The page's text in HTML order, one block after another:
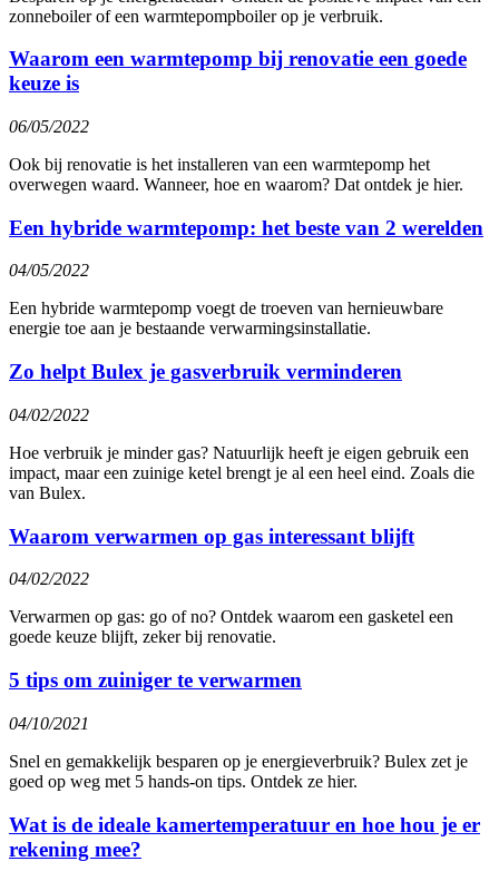
zonneboiler of een warmtepompboiler op je verbruik.
Waarom een warmtepomp bij renovatie een goede
keuze is
06/05/2022
Ook bij renovatie is het installeren van een warmtepomp het
overwegen waard. Wanneer, hoe en waarom? Dat ontdek je hier.
Een hybride warmtepomp: het beste van 2 werelden
04/05/2022
Een hybride warmtepomp voegt de troeven van hernieuwbare
energie toe aan je bestaande verwarmingsinstallatie.
Zo helpt Bulex je gasverbruik verminderen
04/02/2022
Hoe verbruik je minder gas? Natuurlijk heeft je eigen gebruik een
impact, maar een zuinige ketel brengt je al een heel eind. Zoals die
van Bulex.
Waarom verwarmen op gas interessant blijft
04/02/2022
Verwarmen op gas: go of no? Ontdek waarom een gasketel een
goede keuze blijft, zeker bij renovatie.
5 tips om zuiniger te verwarmen
04/10/2021
Snel en gemakkelijk besparen op je energieverbruik? Bulex zet je
goed op weg met 5 hands-on tips. Ontdek ze hier.
Wat is de ideale kamertemperatuur en hoe hou je er
rekening mee?